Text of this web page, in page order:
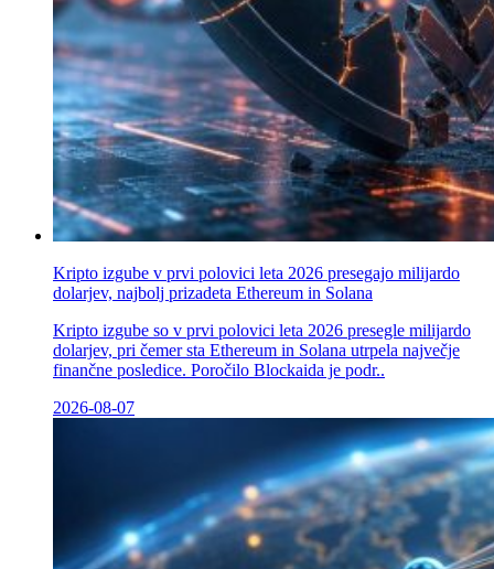
Kripto izgube v prvi polovici leta 2026 presegajo milijardo
dolarjev, najbolj prizadeta Ethereum in Solana
Kripto izgube so v prvi polovici leta 2026 presegle milijardo
dolarjev, pri čemer sta Ethereum in Solana utrpela največje
finančne posledice. Poročilo Blockaida je podr..
2026-08-07